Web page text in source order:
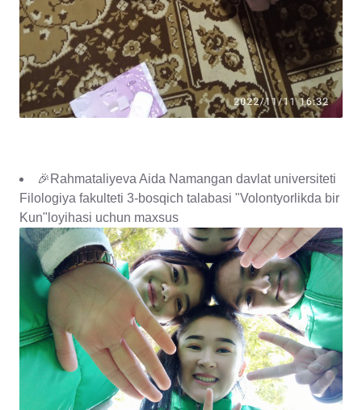
🎉Rahmataliyeva Aida Namangan davlat universiteti
Filologiya fakulteti 3-bosqich talabasi "Volontyorlikda bir
Kun"loyihasi uchun maxsus